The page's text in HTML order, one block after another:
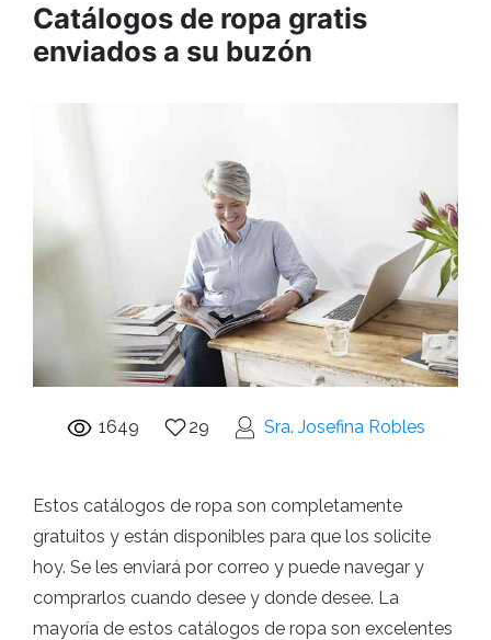
Catálogos de ropa gratis
enviados a su buzón
1649 29 Sra. Josefina Robles
Estos catálogos de ropa son completamente
gratuitos y están disponibles para que los solicite
hoy. Se les enviará por correo y puede navegar y
comprarlos cuando desee y donde desee. La
mayoría de estos catálogos de ropa son excelentes